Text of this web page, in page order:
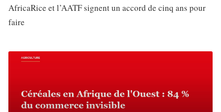
AfricaRice et l’AATF signent un accord de cinq ans pour
faire